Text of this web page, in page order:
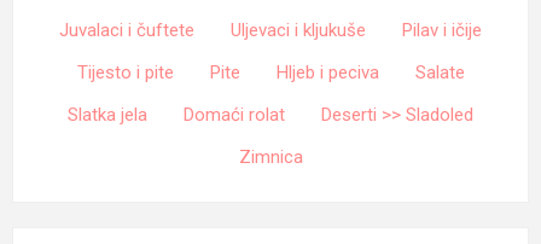
Juvalaci i čuftete
Uljevaci i kljukuše
Pilav i ičije
Tijesto i pite
Pite Hljeb i peciva
Salate
Slatka jela
Domaći rolat
Deserti >> Sladoled
Zimnica